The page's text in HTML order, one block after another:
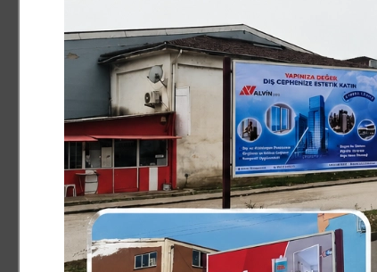
Ağrısız ve giderek büyüyen lenf bezlerinin önemli
verdi:
"Gece terlemesi, nedeni açıklanamayan ateş,
belirtiler de lenfoma açısından dikkatle
son altı ay içinde belirgin kilo kaybı ve nedeni
Her beze lenfoma değildir
Lenf bezi büyümelerinin çoğu zaman
Durusoy, "Diş enfeksiyonları, boğaz
neden olabilir. Ancak 2-3 haftadan uzun süren,
bezleri mutlaka uzman değerlendirmesinden
Tanı netleşmeden bilinçsiz antibiyotik veya kortizon
kortizon tedavisinin biyopsi sonuçlarını etkileyerek
Tanıda biyopsi ve PET-BT büyük önem taşıyor
Lenfoma tanısında en önemli basamağın patolojik
hastalık değildir. Çok sayıda alt tipi bulunur ve
doku örneği sağlayan uygun biyopsi yöntemleri